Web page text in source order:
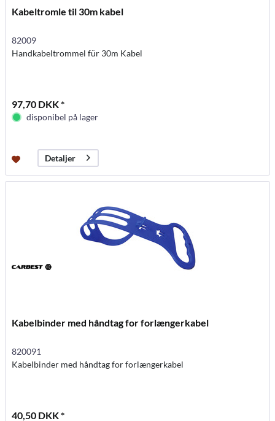
Kabeltromle til 30m kabel
82009
Handkabeltrommel für 30m Kabel
97,70 DKK *
disponibel på lager
Detaljer
Kabelbinder med håndtag for forlængerkabel
820091
Kabelbinder med håndtag for forlængerkabel
40,50 DKK *